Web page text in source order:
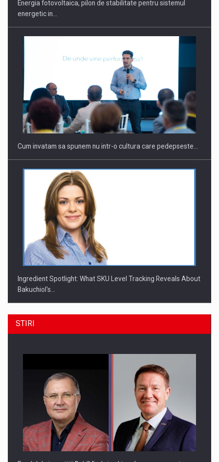
Webinar - Business Evolution-RETHINK STRATEGY-Finantare
Investitii Digitalizare
Energia fotovoltaica, pilon de stabilitate pentru sistemul
energetic in…
Cum invatam sa spunem nu intr-o cultura care pedepseste…
Ingredient Spotlight: What SKU Level Tracking Reveals About
Bakuchiol's…
Producatorii si comerciantii care nu se supun noilor
reglementari…
STIRI